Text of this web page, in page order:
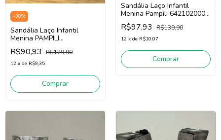
-30%
Sandália Laço Infantil
Menina PAMPILI
6421100000 (Dourado)
R$90,93 R$129,90
12 x de R$9,35
Comprar
Sandália Laço Infantil
Menina Pampili 642102000
(Prata)
R$97,93 R$139,90
12 x de R$10,07
Comprar